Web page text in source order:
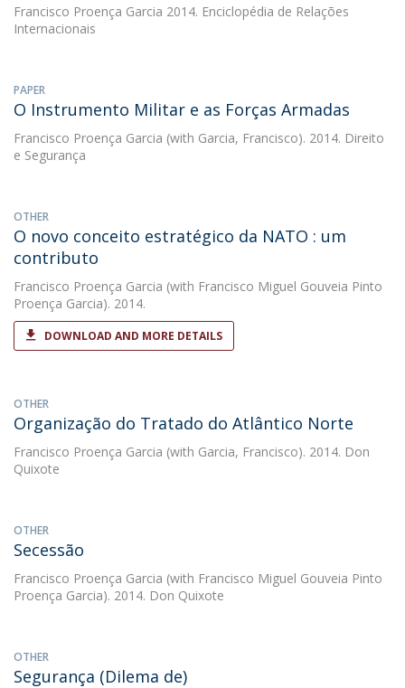
Francisco Proença Garcia 2014. Enciclopédia de Relações
Internacionais
PAPER
O Instrumento Militar e as Forças Armadas
Francisco Proença Garcia (with Garcia, Francisco). 2014. Direito
e Segurança
OTHER
O novo conceito estratégico da NATO : um
contributo
Francisco Proença Garcia (with Francisco Miguel Gouveia Pinto
Proença Garcia). 2014.
DOWNLOAD AND MORE DETAILS
OTHER
Organização do Tratado do Atlântico Norte
Francisco Proença Garcia (with Garcia, Francisco). 2014. Don
Quixote
OTHER
Secessão
Francisco Proença Garcia (with Francisco Miguel Gouveia Pinto
Proença Garcia). 2014. Don Quixote
OTHER
Segurança (Dilema de)